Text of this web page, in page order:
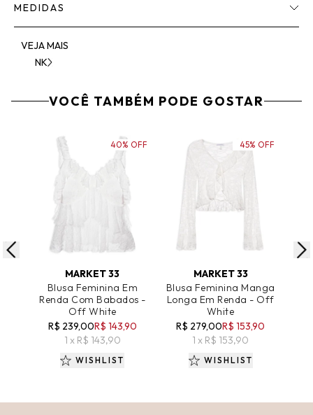
MEDIDAS
VEJA MAIS
NK
VOCÊ TAMBÉM PODE GOSTAR
ADICIONAR AO CARRINHO
MARKET 33
Blusa Feminina Em
Renda Com Babados -
Off White
R$ 239,00R$ 143,90
1 x R$ 143,90
40% OFF
WISHLIST
MARKET 33
Blusa Feminina Manga
Longa Em Renda - Off
White
R$ 279,00R$ 153,90
1 x R$ 153,90
45% OFF
WISHLIST